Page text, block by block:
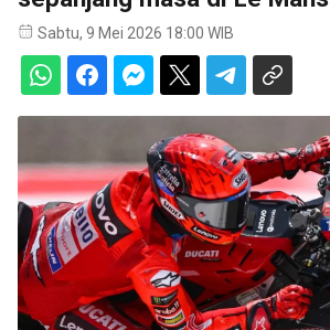
Sabtu, 9 Mei 2026 18:00 WIB